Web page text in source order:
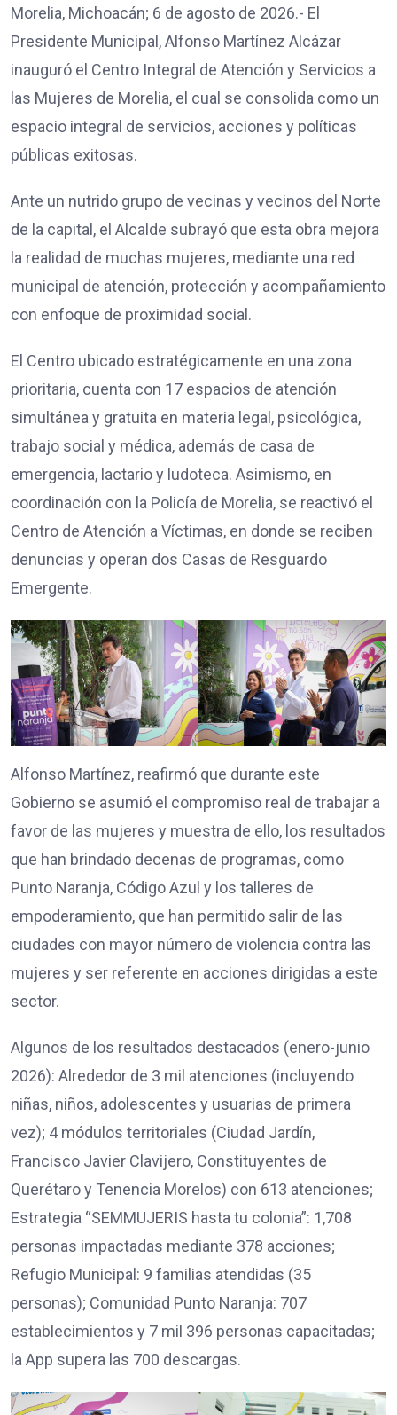
Morelia, Michoacán; 6 de agosto de 2026.- El
Presidente Municipal, Alfonso Martínez Alcázar
inauguró el Centro Integral de Atención y Servicios a
las Mujeres de Morelia, el cual se consolida como un
espacio integral de servicios, acciones y políticas
públicas exitosas.
Ante un nutrido grupo de vecinas y vecinos del Norte
de la capital, el Alcalde subrayó que esta obra mejora
la realidad de muchas mujeres, mediante una red
municipal de atención, protección y acompañamiento
con enfoque de proximidad social.
El Centro ubicado estratégicamente en una zona
prioritaria, cuenta con 17 espacios de atención
simultánea y gratuita en materia legal, psicológica,
trabajo social y médica, además de casa de
emergencia, lactario y ludoteca. Asimismo, en
coordinación con la Policía de Morelia, se reactivó el
Centro de Atención a Víctimas, en donde se reciben
denuncias y operan dos Casas de Resguardo
Emergente.
Alfonso Martínez, reafirmó que durante este
Gobierno se asumió el compromiso real de trabajar a
favor de las mujeres y muestra de ello, los resultados
que han brindado decenas de programas, como
Punto Naranja, Código Azul y los talleres de
empoderamiento, que han permitido salir de las
ciudades con mayor número de violencia contra las
mujeres y ser referente en acciones dirigidas a este
sector.
Algunos de los resultados destacados (enero-junio
2026): Alrededor de 3 mil atenciones (incluyendo
niñas, niños, adolescentes y usuarias de primera
vez); 4 módulos territoriales (Ciudad Jardín,
Francisco Javier Clavijero, Constituyentes de
Querétaro y Tenencia Morelos) con 613 atenciones;
Estrategia “SEMMUJERIS hasta tu colonia”: 1,708
personas impactadas mediante 378 acciones;
Refugio Municipal: 9 familias atendidas (35
personas); Comunidad Punto Naranja: 707
establecimientos y 7 mil 396 personas capacitadas;
la App supera las 700 descargas.